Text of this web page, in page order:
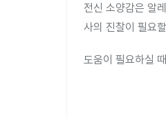
전신 소양감은 알
사의 진찰이 필요
도움이 필요하실